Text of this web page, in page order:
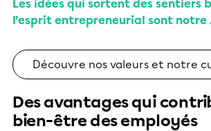
Les idées qui sortent des sentiers
l'esprit entrepreneurial sont notre
Découvre nos valeurs et notre
Des avantages qui
bien-être des employés